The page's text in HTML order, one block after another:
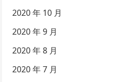
2020 年 10 月
2020 年 9 月
2020 年 8 月
2020 年 7 月